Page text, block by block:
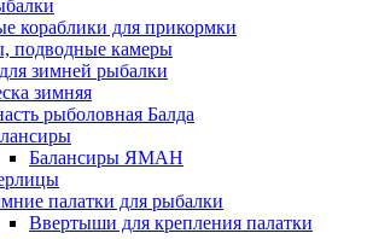
кораблики для прикормки
подводные камеры
зимней рыбалки
зимняя
рыболовная Балда
Балансиры ЯМАН
палатки для рыбалки
Ввертыши для крепления палатки